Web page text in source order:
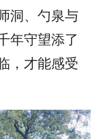
洞、勺泉与
年守望添了
，才能感受